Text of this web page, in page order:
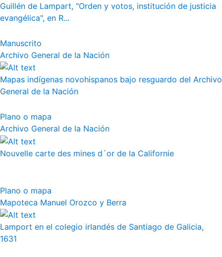
Guillén de Lampart, "Orden y votos, institución de justicia
evangélica", en R...
Manuscrito
Archivo General de la Nación
Mapas indígenas novohispanos bajo resguardo del Archivo
General de la Nación
Plano o mapa
Archivo General de la Nación
Nouvelle carte des mines d´or de la Californie
Plano o mapa
Mapoteca Manuel Orozco y Berra
Lamport en el colegio irlandés de Santiago de Galicia,
1631